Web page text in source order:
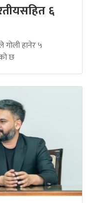
६
गोली हानेर ५
छ